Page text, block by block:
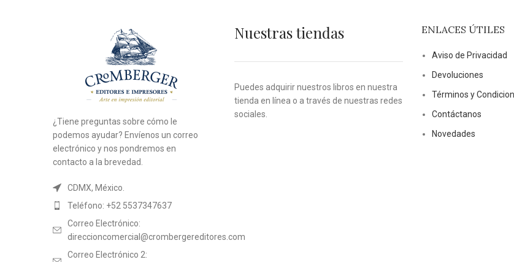
¿Tiene preguntas sobre cómo le
podemos ayudar? Envíenos un correo
electrónico y nos pondremos en
contacto a la brevedad.
CDMX, México.
Teléfono: +52 5537347637
Correo Electrónico:
direccioncomercial@crombergereditores.com
Correo Electrónico 2:
Nuestras tiendas
Puedes adquirir nuestros libros en nuestra
tienda en línea o a través de nuestras redes
sociales.
ENLACES ÚTILES
Aviso de Privacidad
Devoluciones
Términos y
Contáctanos
Novedades